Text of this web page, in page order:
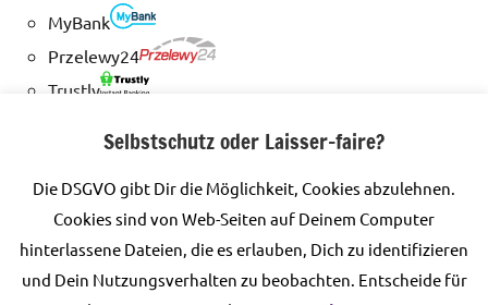
MyBank
Przelewy24
Trustly
Mit PayPal zahlen. Kreditkartenzahlung ist über
Paypal möglich. Nach Absenden der Bestellungen
werden Sie zu Paypal weitergeleitet.
Selbstschutz oder Laisser-faire?
Die DSGVO gibt Dir die Möglichkeit, Cookies abzulehnen.
Cookies sind von Web-Seiten auf Deinem Computer
hinterlassene Dateien, die es erlauben, Dich zu identifizieren
und Dein Nutzungsverhalten zu beobachten. Entscheide für